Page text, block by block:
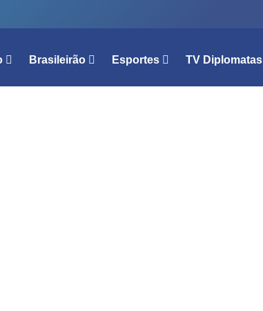
Brasileirão Esportes TV Diplomatas